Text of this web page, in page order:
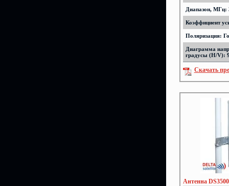
Диапазон, МГц:
Коэффициент
Поляризация:
Диаграмма
градусы (H/V):
Скачать
Антенна